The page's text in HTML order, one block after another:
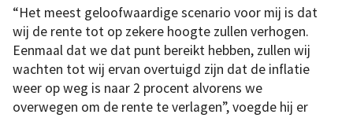
“Het meest geloofwaardige scenario voor mij is dat
wij de rente tot op zekere hoogte zullen verhogen.
Eenmaal dat we dat punt bereikt hebben, zullen wij
wachten tot wij ervan overtuigd zijn dat de inflatie
weer op weg is naar 2 procent alvorens we
overwegen om de rente te verlagen”, voegde hij er